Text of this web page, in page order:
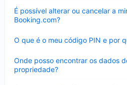
É possível alterar ou cancelar a
Booking.com?
Contraído
O que é o meu código PIN e por
Onde posso encontrar os dados
propriedade?